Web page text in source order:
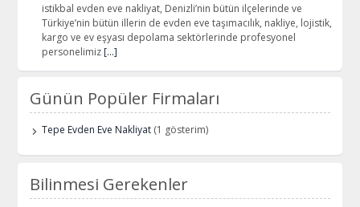
istikbal evden eve nakliyat, Denizli’nin bütün ilçelerinde ve
Türkiye’nin bütün illerin de evden eve taşımacılık, nakliye, lojistik,
kargo ve ev eşyası depolama sektörlerinde profesyonel
personelimiz […]
Günün Popüler Firmaları
Tepe Evden Eve Nakliyat (1 gösterim)
Bilinmesi Gerekenler